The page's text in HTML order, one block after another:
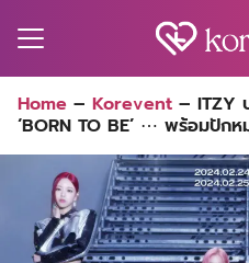
for:
Home – Korevent – ITZY
‘BORN TO BE’ ⋯ พร้อมปัก